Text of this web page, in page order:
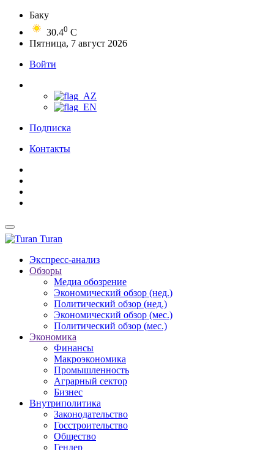
Баку
30.40 C
Пятница, 7 август 2026
Войти
Подписка
Контакты
Turan
Экспресс-анализ
Обзоры
Медиа обозрение
Экономический обзор (нед.)
Политический обзор (нед.)
Экономический обзор (мес.)
Политический обзор (мес.)
Экономика
Финансы
Макроэкономика
Промышленность
Аграрный сектор
Бизнес
Внутриполитика
Законодательство
Госстроительство
Общество
Гендер